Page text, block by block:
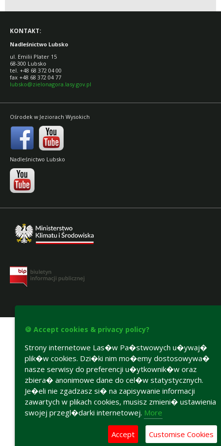
KONTAKT:
Nadleśnictwo Lubsko
ul. Emilii Plater 15
68-300 Lubsko
tel. +48 68 372 04 00
fax +48 68 372 04 77
lubsko@zielonagora.lasy.gov.pl
Ośrodek w Jeziorach Wysokich
Nadleśnictwo Lubsko
🍪 Accept cookies & privacy policy?
Strony internetowe Las�w Pa�stwowych u�ywaj�
plik�w cookies. Dzi�ki nim mo�emy dostosowywa�
nasze serwisy do preferencji u�ytkownik�w oraz
zbiera� anonimowe dane do cel�w statystycznych.
Je�eli nie zgadzasz si� na zapisywanie informacji
zawartych w plikach cookies, musisz zmieni� ustawienia
swojej przegl�darki internetowej. More
Accept Customise Cookies